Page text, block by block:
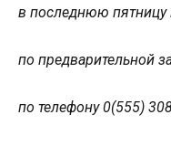
в последнюю пятницу
по предварительной
по телефону0(555)